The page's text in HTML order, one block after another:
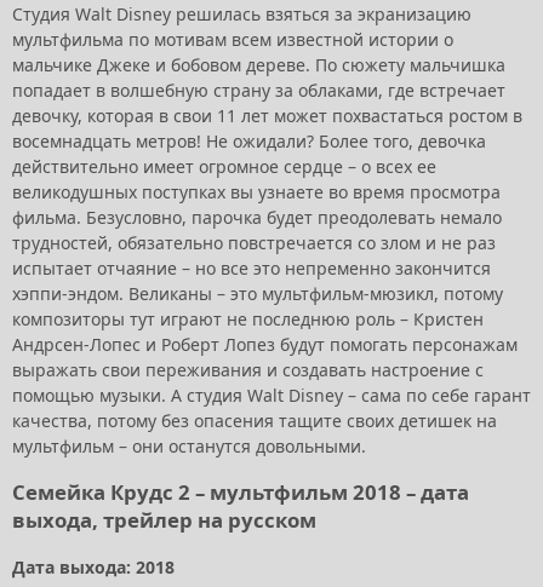
Студия Walt Disney решилась взяться за экранизацию
мультфильма по мотивам всем известной истории о
мальчике Джеке и бобовом дереве. По сюжету мальчишка
попадает в волшебную страну за облаками, где встречает
девочку, которая в свои 11 лет может похвастаться ростом в
восемнадцать метров! Не ожидали? Более того, девочка
действительно имеет огромное сердце – о всех ее
великодушных поступках вы узнаете во время просмотра
фильма. Безусловно, парочка будет преодолевать немало
трудностей, обязательно повстречается со злом и не раз
испытает отчаяние – но все это непременно закончится
хэппи-эндом. Великаны – это мультфильм-мюзикл, потому
композиторы тут играют не последнюю роль – Кристен
Андрсен-Лопес и Роберт Лопез будут помогать персонажам
выражать свои переживания и создавать настроение с
помощью музыки. А студия Walt Disney – сама по себе гарант
качества, потому без опасения тащите своих детишек на
мультфильм – они останутся довольными.
Семейка Крудс 2 – мультфильм 2018 – дата
выхода, трейлер на русском
Дата выхода: 2018